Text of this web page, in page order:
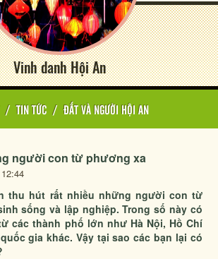
Vinh danh Hội An
/ TIN TỨC / ĐẤT VÀ NGƯỜI HỘI AN
người con từ phương xa
thu hút rất nhiều những người con từ
sống và lập nghiệp. Trong số này có
các thành phố lớn như Hà Nội, Hồ Chí
gia khác. Vậy tại sao các bạn lại có